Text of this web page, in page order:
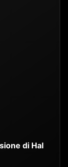
di Hal